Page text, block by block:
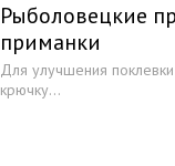
Рыболовецкие
приманки
Для улучшения
крючку...